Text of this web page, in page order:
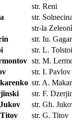
str. Reni
str.
str-la
str. Iu.
str. L. Tolstoi
str. M.
str. I. Pavlov
str. A.
str. F.
str. Gh.
str. G. Titov